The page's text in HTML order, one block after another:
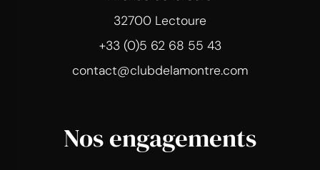
32700 Lectoure
+33 (0)5 62 68 55 43
contact@clubdelamontre.com
Nos engagements